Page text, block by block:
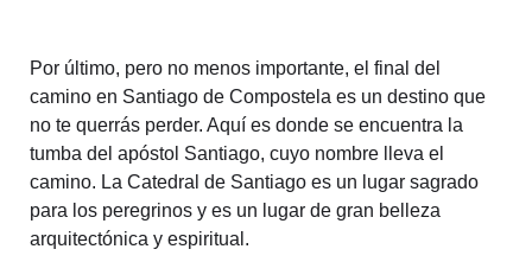
Por último, pero no menos importante, el final del
camino en Santiago de Compostela es un destino que
no te querrás perder. Aquí es donde se encuentra la
tumba del apóstol Santiago, cuyo nombre lleva el
camino. La Catedral de Santiago es un lugar sagrado
para los peregrinos y es un lugar de gran belleza
arquitectónica y espiritual.